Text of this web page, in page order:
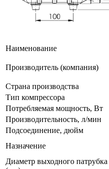
Наименование
Производитель (компания)
Страна производства
Тип компрессора
Потребляемая мощность, Вт
Производительность, л/мин
Подсоединение, дюйм
Назначение
Диаметр выходного патрубка